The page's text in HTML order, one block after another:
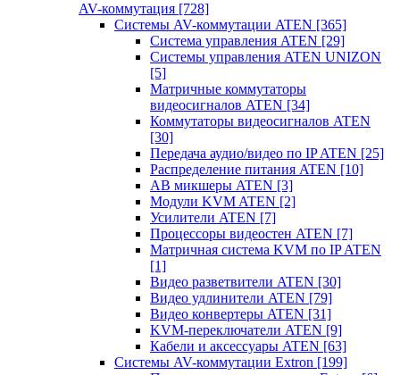
AV-коммутация [728]
Системы AV-коммутации ATEN [365]
Система управления ATEN [29]
Системы управления ATEN UNIZON
[5]
Матричные коммутаторы
видеосигналов ATEN [34]
Коммутаторы видеосигналов ATEN
[30]
Передача аудио/видео по IP ATEN [25]
Распределение питания ATEN [10]
АВ микшеры ATEN [3]
Модули KVM ATEN [2]
Усилители ATEN [7]
Процессоры видеостен ATEN [7]
Матричная система KVM по IP ATEN
[1]
Видео разветвители ATEN [30]
Видео удлинители ATEN [79]
Видео конвертеры ATEN [31]
KVM-переключатели ATEN [9]
Кабели и аксессуары ATEN [63]
Системы AV-коммутации Extron [199]